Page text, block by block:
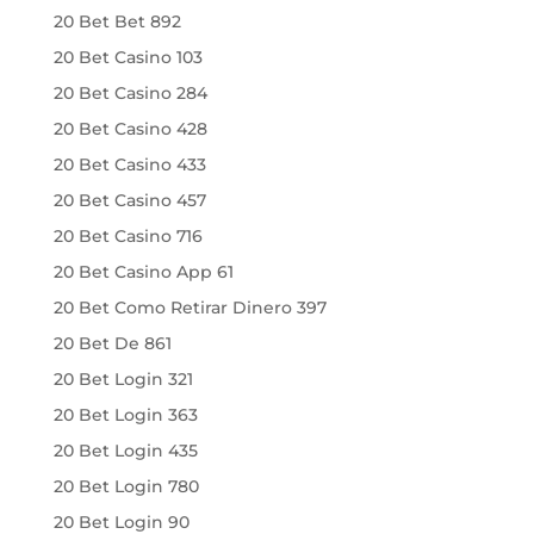
20 Bet Bet 892
20 Bet Casino 103
20 Bet Casino 284
20 Bet Casino 428
20 Bet Casino 433
20 Bet Casino 457
20 Bet Casino 716
20 Bet Casino App 61
20 Bet Como Retirar Dinero 397
20 Bet De 861
20 Bet Login 321
20 Bet Login 363
20 Bet Login 435
20 Bet Login 780
20 Bet Login 90